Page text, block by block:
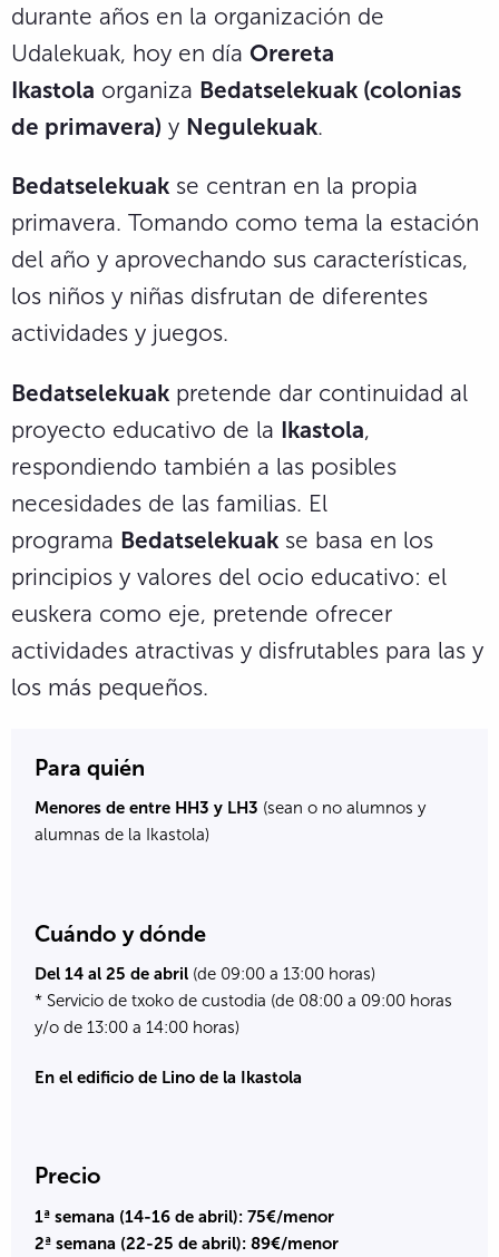
durante años en la organización de
Udalekuak, hoy en día Orereta
Ikastola organiza Bedatselekuak (colonias
de primavera) y Negulekuak.
Bedatselekuak se centran en la propia
primavera. Tomando como tema la estación
del año y aprovechando sus características,
los niños y niñas disfrutan de diferentes
actividades y juegos.
Bedatselekuak pretende dar continuidad al
proyecto educativo de la Ikastola,
respondiendo también a las posibles
necesidades de las familias. El
programa Bedatselekuak se basa en los
principios y valores del ocio educativo: el
euskera como eje, pretende ofrecer
actividades atractivas y disfrutables para las y
los más pequeños.
Para quién
Menores de entre HH3 y LH3 (sean o no alumnos y
alumnas de la Ikastola)
Cuándo y dónde
Del 14 al 25 de abril(de 09:00 a 13:00 horas)
* Servicio de txoko de custodia (de 08:00 a 09:00 horas
y/o de 13:00 a 14:00 horas)
En el edificio de Lino de la Ikastola
Precio
1ª semana (14-16 de abril): 75€/menor
2ª semana (22-25 de abril): 89€/menor